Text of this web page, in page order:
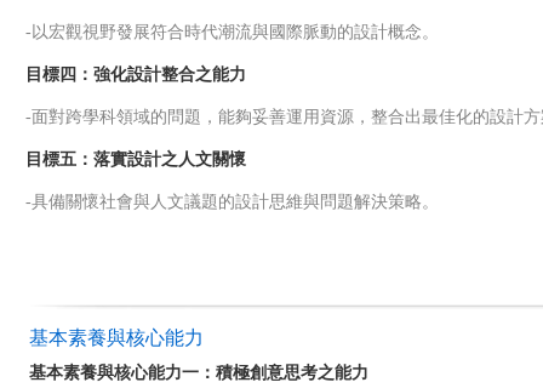
-以宏觀視野發展符合時代潮流與國際脈動的設計概念。
目標四：強化設計整合之能力
-面對跨學科領域的問題，能夠妥善運用資源，整合出最佳化的設計
目標五：落實設計之人文關懷
-具備關懷社會與人文議題的設計思維與問題解決策略。
基本素養與核心能力
基本素養與核心能力一：積極創意思考之能力